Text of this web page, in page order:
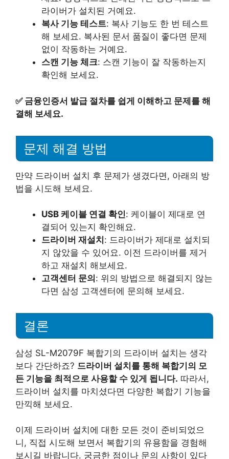
라이버가 설치된 거예요.
복사 기능 테스트: 복사 기능도 한 번 테스트
해 보세요. 복사된 문서 품질이 좋다면 문제
없이 작동하는 거예요.
스캔 기능 체크: 스캔 기능이 잘 작동하는지
확인해 보세요.
✅ 금융인증서 발급 절차를 쉽게 이해하고 문제를 해
결해 보세요.
문제 해결 방법
만약 드라이버 설치 후 문제가 생겼다면, 아래의 방
법을 시도해 보세요.
USB 케이블 연결 확인: 케이블이 제대로 연
결되어 있는지 확인해요.
드라이버 재설치 : 드라이버가 제대로 설치되
지 않았을 수 있어요. 이전 드라이버를 제거
하고 재설치 해보세요.
고객센터 문의 : 위의 방법으로 해결되지 않는
다면 삼성 고객센터에 문의해 보세요.
결론
삼성 SL-M2079F 복합기의 드라이버 설치는 생각
보다 간단하죠? 드라이버 설치를 통해 복합기의 모
든 기능을 최적으로 사용할 수 있게 됩니다. 따라서,
드라이버 설치를 마치셨다면 다양한 복합기 기능을
만끽해 보세요.
이제 드라이버 설치에 대한 모든 것이 준비되었으
니, 직접 시도해 보면서 복합기의 유용함을 경험해
보시길 바랍니다. 궁금한 점이나 문의 사항이 있다